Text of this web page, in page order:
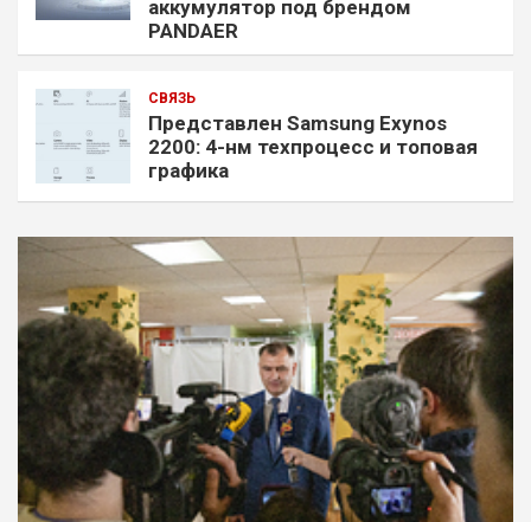
аккумулятор под брендом
PANDAER
СВЯЗЬ
Представлен Samsung Exynos
2200: 4-нм техпроцесс и топовая
графика